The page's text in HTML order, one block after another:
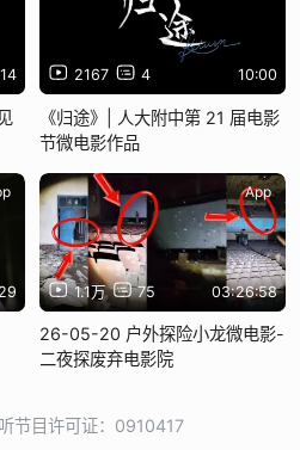
2167 4 10:00
《归途》| 人大附中第 21 届电影
节微电影作品
1.1万 75 03:26:58
App
26-05-20 户外探险小龙微电影-
二夜探废弃电影院
节目许可证：0910417